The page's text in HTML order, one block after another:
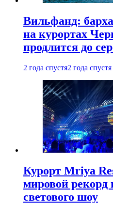
Вильфанд:
на курортах
продлится до
2 года спустя2 года спустя
Курорт Mriya
мировой рекорд
светового шоу